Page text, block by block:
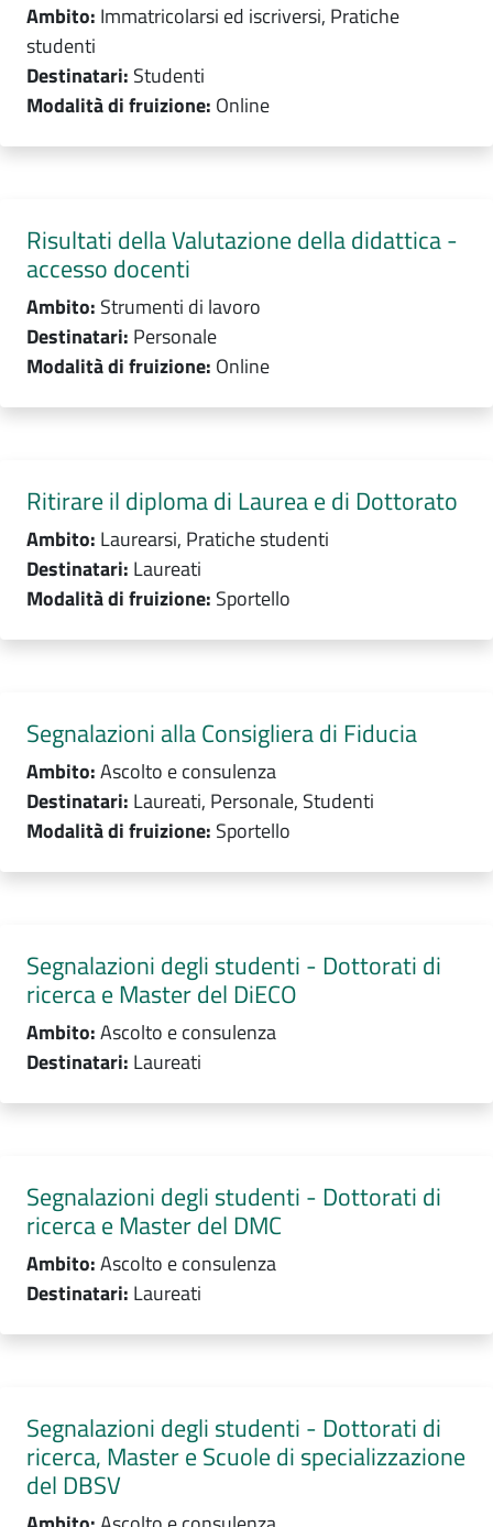
Ambito: Immatricolarsi ed iscriversi, Pratiche
studenti
Destinatari: Studenti
Modalità di fruizione: Online
Risultati della Valutazione della didattica -
accesso docenti
Ambito: Strumenti di lavoro
Destinatari: Personale
Modalità di fruizione: Online
Ritirare il diploma di Laurea e di Dottorato
Ambito: Laurearsi, Pratiche studenti
Destinatari: Laureati
Modalità di fruizione: Sportello
Segnalazioni alla Consigliera di Fiducia
Ambito:Ascolto e consulenza
Destinatari: Laureati, Personale, Studenti
Modalità di fruizione: Sportello
Segnalazioni degli studenti - Dottorati di
ricerca e Master del DiECO
Ambito:Ascolto e consulenza
Destinatari: Laureati
Segnalazioni degli studenti - Dottorati di
ricerca e Master del DMC
Ambito:Ascolto e consulenza
Destinatari: Laureati
Segnalazioni degli studenti - Dottorati di
ricerca, Master e Scuole di specializzazione
del DBSV